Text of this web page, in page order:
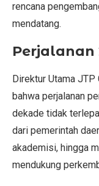
rencana
mendatang.
Perjalanan
Direktur Utama JTP
bahwa perjalanan
dekade tidak
dari pemerintah
akademisi, hingga
mendukung